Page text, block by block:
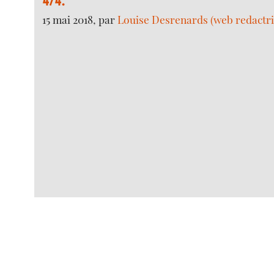
15 mai 2018, parLouise Desrenards (web